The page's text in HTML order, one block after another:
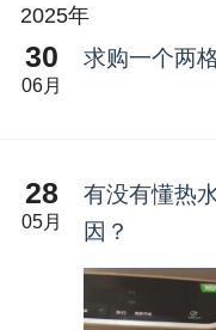
2025年
30
06月
求购一个两
28
05月
有没有懂热
因？